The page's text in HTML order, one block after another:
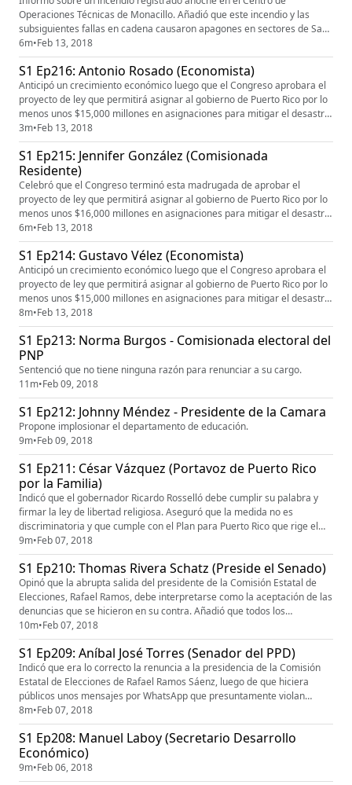
Operaciones Técnicas de Monacillo. Añadió que este incendio y las
subsiguientes fallas en cadena causaron apagones en sectores de San
Juan, Trujillo Alto, Carolina, Guaynabo, Caguas, Juncos y Naranjito, entre
otros.
6m•Feb 13, 2018
S1 Ep216: Antonio Rosado (Economista)
Anticipó un crecimiento económico luego que el Congreso aprobara el
proyecto de ley que permitirá asignar al gobierno de Puerto Rico por lo
menos unos $15,000 millones en asignaciones para mitigar el desastre
causado por el huracán María.
3m•Feb 13, 2018
S1 Ep215: Jennifer González (Comisionada
Residente)
Celebró que el Congreso terminó esta madrugada de aprobar el
proyecto de ley que permitirá asignar al gobierno de Puerto Rico por lo
menos unos $16,000 millones en asignaciones para mitigar el desastre
causado por el huracán María.
6m•Feb 13, 2018
S1 Ep214: Gustavo Vélez (Economista)
Anticipó un crecimiento económico luego que el Congreso aprobara el
proyecto de ley que permitirá asignar al gobierno de Puerto Rico por lo
menos unos $15,000 millones en asignaciones para mitigar el desastre
causado por el huracán María.
8m•Feb 13, 2018
S1 Ep213: Norma Burgos - Comisionada electoral del
PNP
Sentenció que no tiene ninguna razón para renunciar a su cargo.
11m•Feb 09, 2018
S1 Ep212: Johnny Méndez - Presidente de la Camara
Propone implosionar el departamento de educación.
9m•Feb 09, 2018
S1 Ep211: César Vázquez (Portavoz de Puerto Rico
por la Familia)
Indicó que el gobernador Ricardo Rosselló debe cumplir su palabra y
firmar la ley de libertad religiosa. Aseguró que la medida no es
discriminatoria y que cumple con el Plan para Puerto Rico que rige el
Gobierno de Rosselló.
9m•Feb 07, 2018
S1 Ep210: Thomas Rivera Schatz (Preside el Senado)
Opinó que la abrupta salida del presidente de la Comisión Estatal de
Elecciones, Rafael Ramos, debe interpretarse como la aceptación de las
denuncias que se hicieron en su contra. Añadió que todos los
mencionados deben expresarse y explicar de que se trató esa
conversación. Le retiró la confianza a la comisionada electoral Norma
Burgos.
10m•Feb 07, 2018
S1 Ep209: Aníbal José Torres (Senador del PPD)
Indicó que era lo correcto la renuncia a la presidencia de la Comisión
Estatal de Elecciones de Rafael Ramos Sáenz, luego de que hiciera
públicos unos mensajes por WhatsApp que presuntamente violan
cánones de ética judicial. Le pidió la renuncia a el secretario de la
Gobernación, William Villafañe, la subsecretaria de la Gobernación, Itza
García, y la jefa de la Administración para el Sustento ...
8m•Feb 07, 2018
S1 Ep208: Manuel Laboy (Secretario Desarrollo
Económico)
9m•Feb 06, 2018